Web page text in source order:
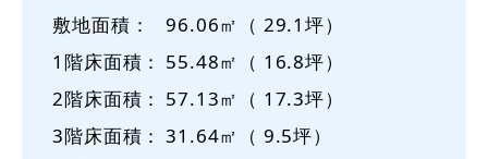
敷地面積：
96.06㎡（ 29.1坪）
1階床面積： 55.48㎡（ 16.8坪）
2階床面積： 57.13㎡（ 17.3坪）
3階床面積： 31.64㎡（ 9.5坪）